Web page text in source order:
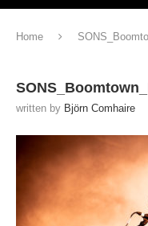
Home
written by Björn Comhaire